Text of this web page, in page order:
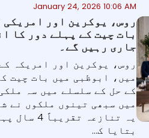
January 24, 2026 10:06 AM
روس، یوکرین اور
بات چیت کے پہلے دور کا
جاری رہیں گے۔
روس، یوکرین اور امریکہ
میں، ابوظبی میں بات چیت
کے حل کے سلسلے میں سہ
میں سبھی تینوں ملکوں نے
یہ
بتایا ک...